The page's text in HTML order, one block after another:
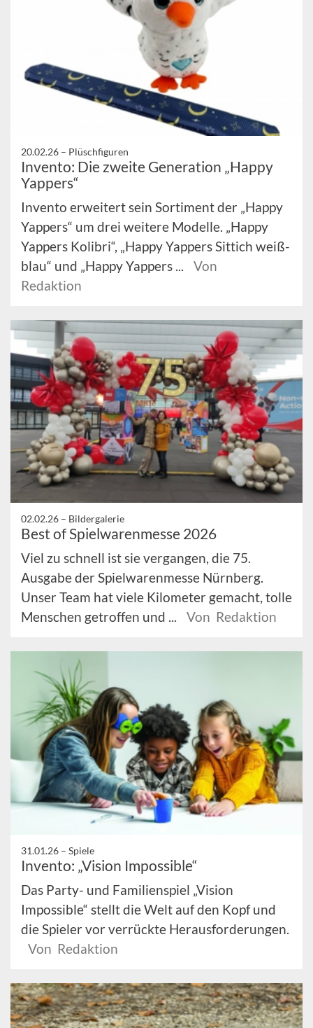
20.02.26 – Plüschfiguren
Invento: Die zweite Generation „Happy
Yappers“
Invento erweitert sein Sortiment der „Happy
Yappers“ um drei weitere Modelle. „Happy
Yappers Kolibri“, „Happy Yappers Sittich weiß-
blau“ und „Happy Yappers ...
Von
Redaktion
02.02.26 – Bildergalerie
Best of Spielwarenmesse 2026
Viel zu schnell ist sie vergangen, die 75.
Ausgabe der Spielwarenmesse Nürnberg.
Unser Team hat viele Kilometer gemacht, tolle
Menschen getroffen und ...
Von Redaktion
31.01.26 – Spiele
Invento: „Vision Impossible“
Das Party- und Familienspiel „Vision
Impossible“ stellt die Welt auf den Kopf und
die Spieler vor verrückte Herausforderungen.
Von Redaktion